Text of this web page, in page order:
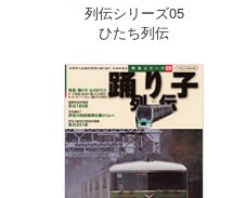
列伝シリーズ05
ひたち列伝